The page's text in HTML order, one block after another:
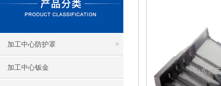
加工中心防护罩
加工中心钣金